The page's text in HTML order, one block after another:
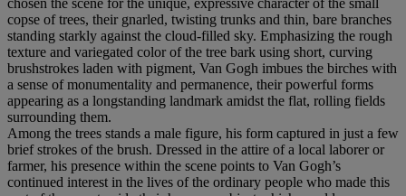
copse of trees, their gnarled, twisting trunks and thin, bare branches
standing starkly against the cloud-filled sky. Emphasizing the rough
texture and variegated color of the tree bark using short, curving
brushstrokes laden with pigment, Van Gogh imbues the birches with
a sense of monumentality and permanence, their powerful forms
appearing as a longstanding landmark amidst the flat, rolling fields
surrounding them.
Among the trees stands a male figure, his form captured in just a few
brief strokes of the brush. Dressed in the attire of a local laborer or
farmer, his presence within the scene points to Van Gogh’s
continued interest in the lives of the ordinary people who made this